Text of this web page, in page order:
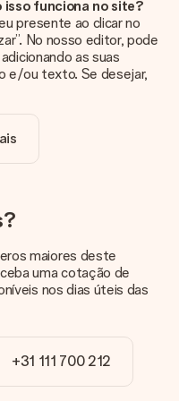
isso funciona no site?
presente ao clicar no
No nosso editor, pode
as suas
e/ou texto. Se desejar,
a personalização do
completamente
é importante que
a nossa equipa de
juntamente com o
Eles podem
minhas fotografias?
formato JPG e PNG. Se
pretende utilizar uma
maiores deste
uma cotação de
nos dias úteis das
+31 111 700 212